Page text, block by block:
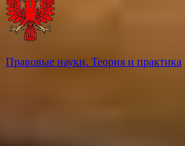
Правовые науки. Теория и практика